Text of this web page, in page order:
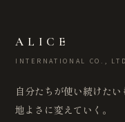
ALICE
INTERNATIONAL CO., LTD
自分たちが使い続けた
地よさに変えていく。